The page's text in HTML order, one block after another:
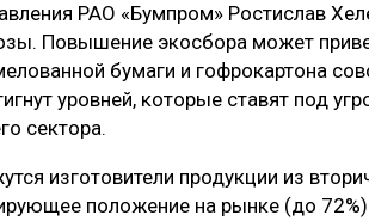
РАО «Бумпром» Ростислав
Повышение экосбора может
бумаги и гофрокартона
уровней, которые ставят под
сектора.
изготовители продукции из
положение на рынке (до